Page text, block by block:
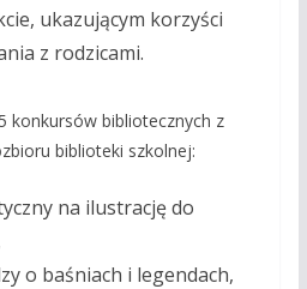
ukazującym korzyści
z rodzicami.
konkursów bibliotecznych z
biblioteki szkolnej:
na ilustrację do
o baśniach i legendach,